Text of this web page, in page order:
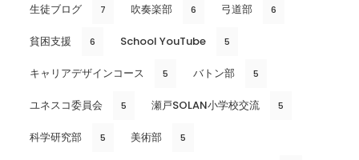
生徒ブログ 7 吹奏楽部 6 弓道部 6
貧困支援 6 School YouTube 5
キャリアデザインコース 5 バトン部 5
ユネスコ委員会 5 瀬戸SOLAN小学校交流 5
科学研究部 5 美術部 5